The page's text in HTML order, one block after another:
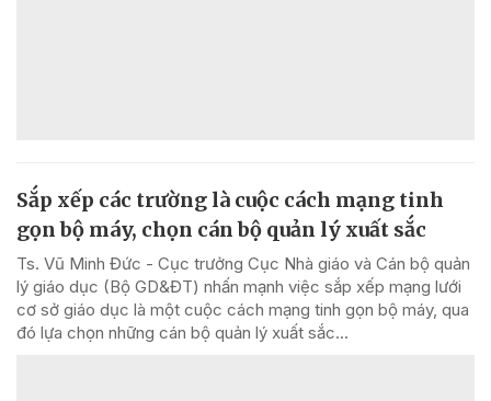
Sắp xếp các trường là cuộc cách mạng tinh
gọn bộ máy, chọn cán bộ quản lý xuất sắc
Ts. Vũ Minh Đức - Cục trưởng Cục Nhà giáo và Cán bộ quản
lý giáo dục (Bộ GD&ĐT) nhấn mạnh việc sắp xếp mạng lưới
cơ sở giáo dục là một cuộc cách mạng tinh gọn bộ máy, qua
đó lựa chọn những cán bộ quản lý xuất sắc...